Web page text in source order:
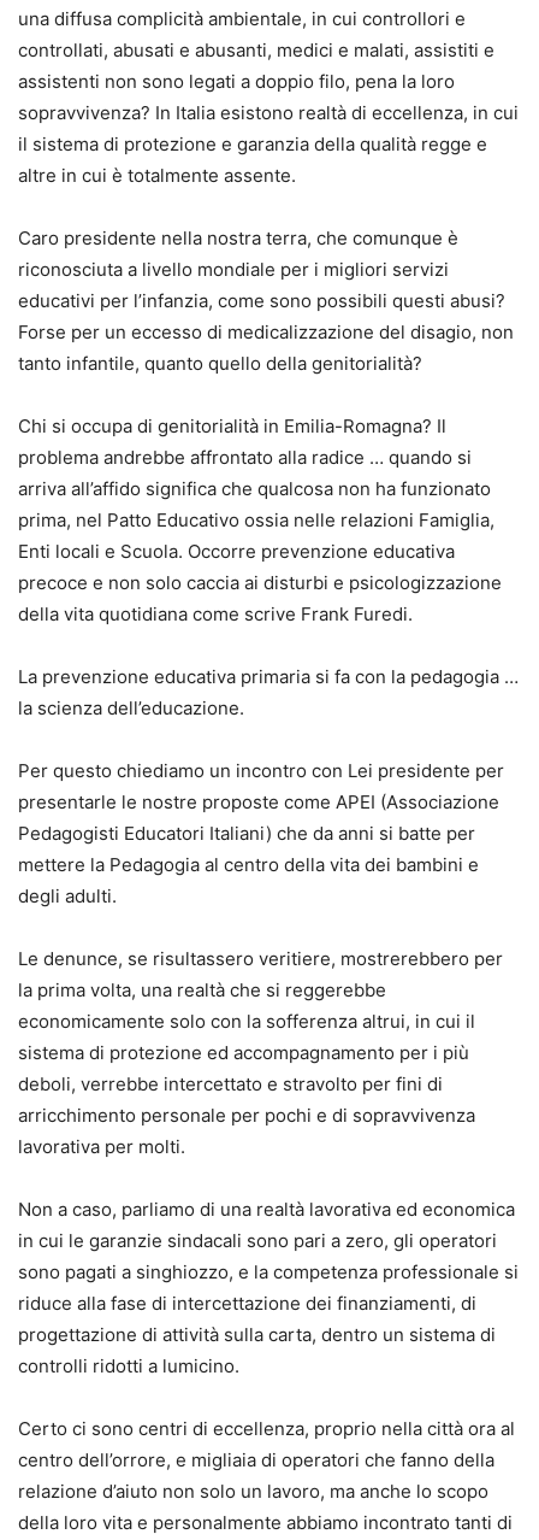
una diffusa complicità ambientale, in cui controllori e
controllati, abusati e abusanti, medici e malati, assistiti e
assistenti non sono legati a doppio filo, pena la loro
sopravvivenza? In Italia esistono realtà di eccellenza, in cui
il sistema di protezione e garanzia della qualità regge e
altre in cui è totalmente assente.
Caro presidente nella nostra terra, che comunque è
riconosciuta a livello mondiale per i migliori servizi
educativi per l’infanzia, come sono possibili questi abusi?
Forse per un eccesso di medicalizzazione del disagio, non
tanto infantile, quanto quello della genitorialità?
Chi si occupa di genitorialità in Emilia-Romagna? Il
problema andrebbe affrontato alla radice … quando si
arriva all’affido significa che qualcosa non ha funzionato
prima, nel Patto Educativo ossia nelle relazioni Famiglia,
Enti locali e Scuola. Occorre prevenzione educativa
precoce e non solo caccia ai disturbi e psicologizzazione
della vita quotidiana come scrive Frank Furedi.
La prevenzione educativa primaria si fa con la pedagogia …
la scienza dell’educazione.
Per questo chiediamo un incontro con Lei presidente per
presentarle le nostre proposte come APEI (Associazione
Pedagogisti Educatori Italiani) che da anni si batte per
mettere la Pedagogia al centro della vita dei bambini e
degli adulti.
Le denunce, se risultassero veritiere, mostrerebbero per
la prima volta, una realtà che si reggerebbe
economicamente solo con la sofferenza altrui, in cui il
sistema di protezione ed accompagnamento per i più
deboli, verrebbe intercettato e stravolto per fini di
arricchimento personale per pochi e di sopravvivenza
lavorativa per molti.
Non a caso, parliamo di una realtà lavorativa ed economica
in cui le garanzie sindacali sono pari a zero, gli operatori
sono pagati a singhiozzo, e la competenza professionale si
riduce alla fase di intercettazione dei finanziamenti, di
progettazione di attività sulla carta, dentro un sistema di
controlli ridotti a lumicino.
Certo ci sono centri di eccellenza, proprio nella città ora al
centro dell’orrore, e migliaia di operatori che fanno della
relazione d’aiuto non solo un lavoro, ma anche lo scopo
della loro vita e personalmente abbiamo incontrato tanti di